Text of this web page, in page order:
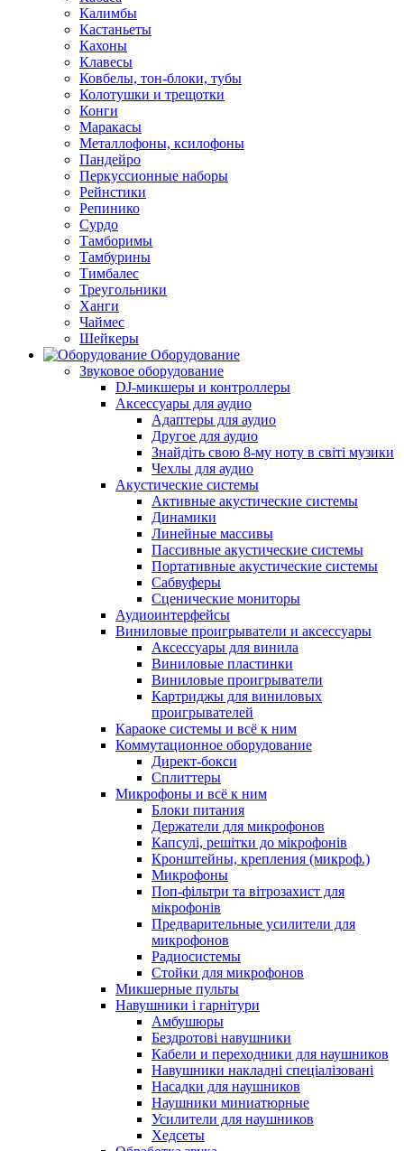
Калимбы
Кастаньеты
Кахоны
Клавесы
Ковбелы, тон-блоки, тубы
Колотушки и трещотки
Конги
Маракасы
Металлофоны, ксилофоны
Пандейро
Перкуссионные наборы
Рейнстики
Репинико
Сурдо
Тамборимы
Тамбурины
Тимбалес
Треугольники
Ханги
Чаймес
Шейкеры
Оборудование
Звуковое оборудование
DJ-микшеры и контроллеры
Аксессуары для аудио
Адаптеры для аудио
Другое для аудио
Знайдіть свою 8-му ноту в світі музики
Чехлы для аудио
Акустические системы
Активные акустические системы
Динамики
Линейные массивы
Пассивные акустические системы
Портативные акустические системы
Сабвуферы
Сценические мониторы
Аудиоинтерфейсы
Виниловые проигрыватели и аксессуары
Аксессуары для винила
Виниловые пластинки
Виниловые проигрыватели
Картриджы для виниловых
проигрывателей
Караоке системы и всё к ним
Коммутационное оборудование
Директ-бокси
Сплиттеры
Микрофоны и всё к ним
Блоки питания
Держатели для микрофонов
Капсулі, решітки до мікрофонів
Кронштейны, крепления (микроф.)
Микрофоны
Поп-фільтри та вітрозахист для
мікрофонів
Предварительные усилители для
микрофонов
Радиосистемы
Стойки для микрофонов
Микшерные пульты
Навушники і гарнітури
Амбушюры
Бездротові навушники
Кабели и переходники для наушников
Навушники накладні спеціалізовані
Насадки для наушников
Наушники миниатюрные
Усилители для наушников
Хедсеты